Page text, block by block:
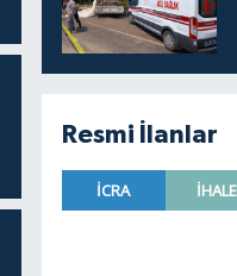
Resmi İlanlar